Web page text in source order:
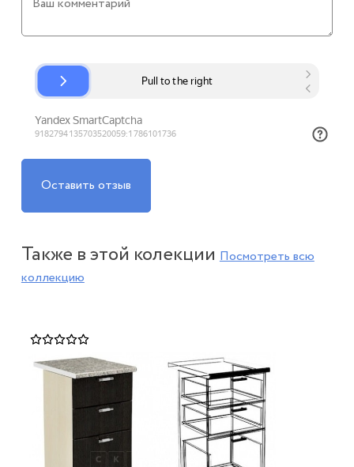
Оставить отзыв
Также в этой колекцииПосмотреть всю
коллекцию